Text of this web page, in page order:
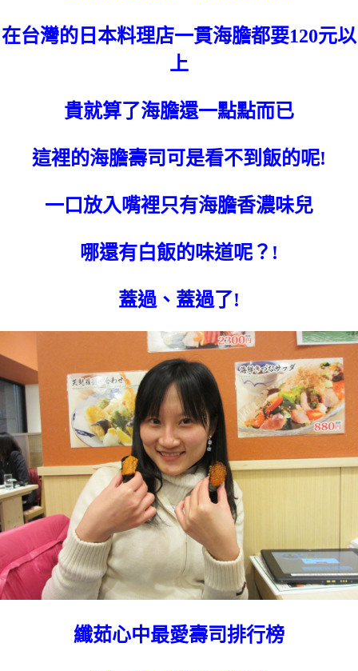
在台灣的日本料理店一貫海膽都要120元以
上
貴就算了海膽還一點點而已
這裡的海膽壽司可是看不到飯的呢!
一口放入嘴裡只有海膽香濃味兒
哪還有白飯的味道呢？!
蓋過、蓋過了!
纖茹心中最愛壽司排行榜